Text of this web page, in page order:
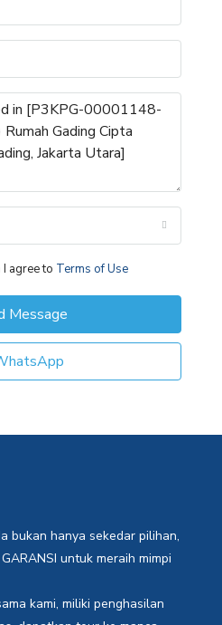
agree to Terms of Use
Message
bukan hanya sekedar pilihan,
untuk meraih mimpi
kami, miliki penghasilan